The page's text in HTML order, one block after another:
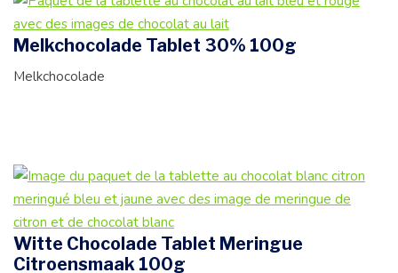
Melkchocolade Tablet 30% 100g
Melkchocolade
Witte Chocolade Tablet Meringue
Citroensmaak 100g